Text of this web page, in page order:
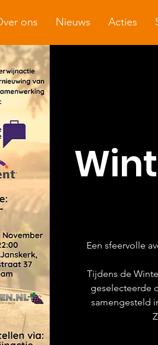
ons Nieuws Acties
Een sfeervolle
Tijdens de
geselecteerde
samengesteld